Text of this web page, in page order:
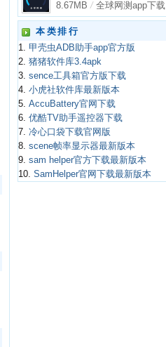
8.67MB/ 全球网测app下载
本类排行
1. 甲壳虫ADB助手app官方版
2. 猪猪软件库3.4apk
3. sence工具箱官方版下载
4. 小虎社软件库最新版本
5. AccuBattery官网下载
6. 优酷TV助手遥控器下载
7. 冷心口袋下载官网版
8. scene帧率显示器最新版本
9. sam helper官方下载最新版本
10. SamHelper官网下载最新版本